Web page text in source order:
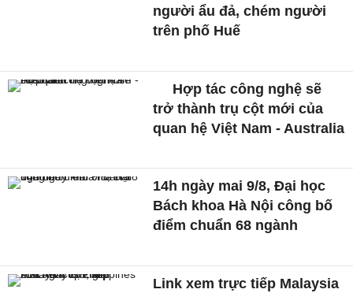
người ẩu đả, chém người
trên phố Huế
Hợp tác công nghệ sẽ
trở thành trụ cột mới của
quan hệ Việt Nam - Australia
14h ngày mai 9/8, Đại học
Bách khoa Hà Nội công bố
điểm chuẩn 68 ngành
Link xem trực tiếp Malaysia